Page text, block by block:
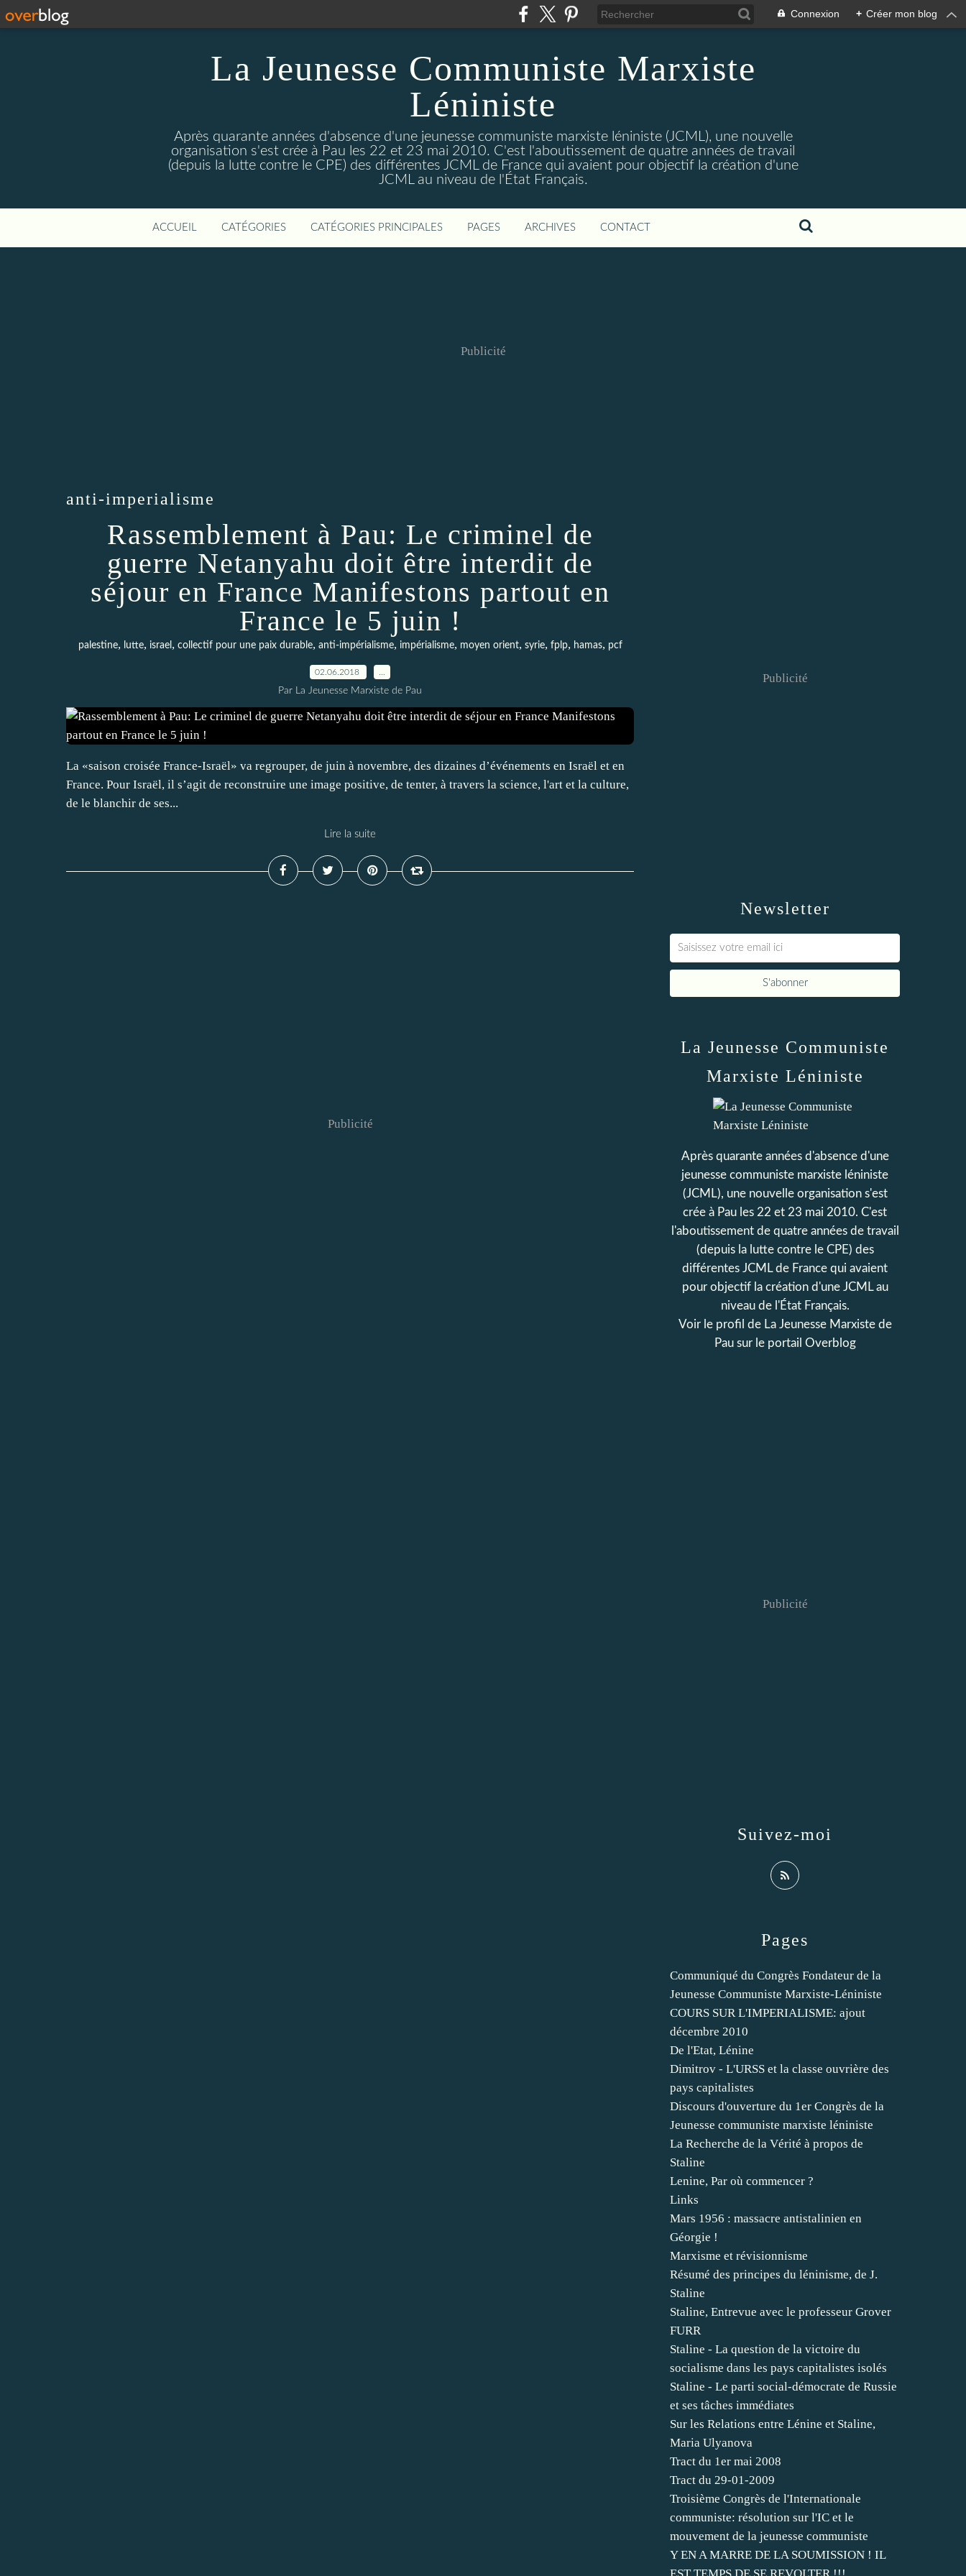
Connexion + Créer mon blog
La Jeunesse Communiste Marxiste
Léniniste
Après quarante années d'absence d'une jeunesse communiste marxiste léniniste (JCML), une nouvelle
organisation s'est crée à Pau les 22 et 23 mai 2010. C'est l'aboutissement de quatre années de travail
(depuis la lutte contre le CPE) des différentes JCML de France qui avaient pour objectif la création d'une
JCML au niveau de l'État Français.
ACCUEIL CATÉGORIES CATÉGORIES PRINCIPALES PAGES ARCHIVES CONTACT
Publicité
anti-imperialisme
Rassemblement à Pau: Le criminel de
guerre Netanyahu doit être interdit de
séjour en France Manifestons partout en
France le 5 juin !
palestine, lutte, israel, collectif pour une paix durable, anti-impérialisme, impérialisme, moyen orient, syrie, fplp, hamas, pcf
02.06.2018
Par La Jeunesse Marxiste de Pau
La «saison croisée France-Israël» va regrouper, de juin à novembre, des dizaines d’événements en Israël et en
France. Pour Israël, il s’agit de reconstruire une image positive, de tenter, à travers la science, l'art et la culture,
de le blanchir de ses...
Lire la suite
Publicité
Newsletter
Publicité
Pages
Communiqué du Congrès Fondateur de la
Jeunesse Communiste Marxiste-Léniniste
COURS SUR L'IMPERIALISME: ajout
décembre 2010
De l'Etat, Lénine
Dimitrov - L'URSS et la classe ouvrière des
pays capitalistes
Discours d'ouverture du 1er Congrès de la
Jeunesse communiste marxiste léniniste
La Recherche de la Vérité à propos de
Staline
Lenine, Par où commencer ?
Links
Mars 1956 : massacre antistalinien en
Géorgie !
Marxisme et révisionnisme
Résumé des principes du léninisme, de J.
Staline
Staline, Entrevue avec le professeur Grover
FURR
Staline - La question de la victoire du
socialisme dans les pays capitalistes isolés
Staline - Le parti social-démocrate de Russie
et ses tâches immédiates
Sur les Relations entre Lénine et Staline,
Maria Ulyanova
Tract du 1er mai 2008
Tract du 29-01-2009
Troisième Congrès de l'Internationale
communiste: résolution sur l'IC et le
mouvement de la jeunesse communiste
Y EN A MARRE DE LA SOUMISSION ! IL
La Jeunesse Communiste
Marxiste Léniniste
Après quarante années d'absence d'une
jeunesse communiste marxiste léniniste
(JCML), une nouvelle organisation s'est
crée à Pau les 22 et 23 mai 2010. C'est
l'aboutissement de quatre années de travail
(depuis la lutte contre le CPE) des
différentes JCML de France qui avaient
pour objectif la création d'une JCML au
niveau de l'État Français.
Voir le profil de La Jeunesse Marxiste de
Pausur le portail Overblog
Suivez-moi
Publicité